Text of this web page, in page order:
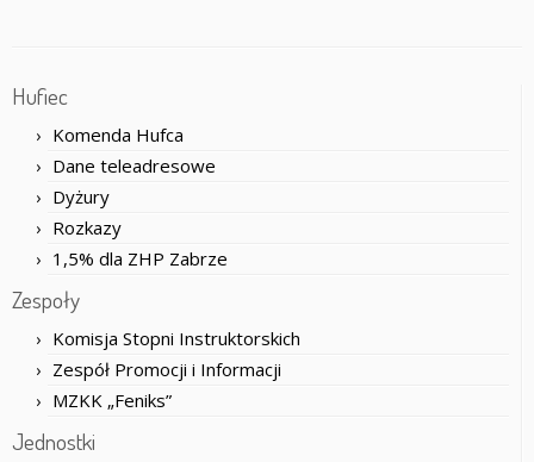
Hufiec
Komenda Hufca
Dane teleadresowe
Dyżury
Rozkazy
1,5% dla ZHP Zabrze
Zespoły
Komisja Stopni Instruktorskich
Zespół Promocji i Informacji
MZKK „Feniks”
Jednostki